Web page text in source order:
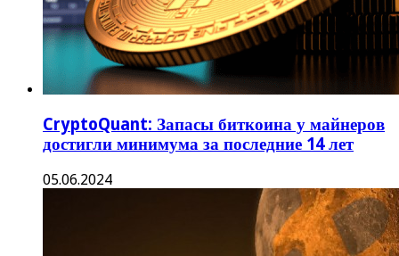
CryptoQuant: Запасы биткоина у майнеров
достигли минимума за последние 14 лет
05.06.2024